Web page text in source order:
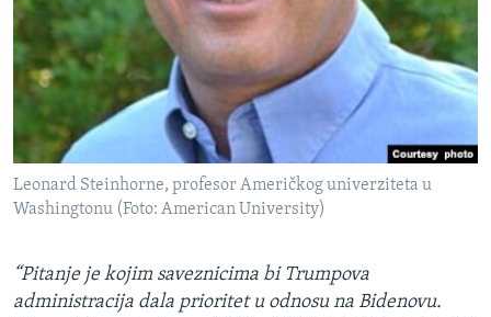
Leonard Steinhorne, profesor Američkog univerziteta u
Washingtonu (Foto: American University)
“Pitanje je kojim saveznicima bi Trumpova
administracija dala prioritet u odnosu na Bidenovu.